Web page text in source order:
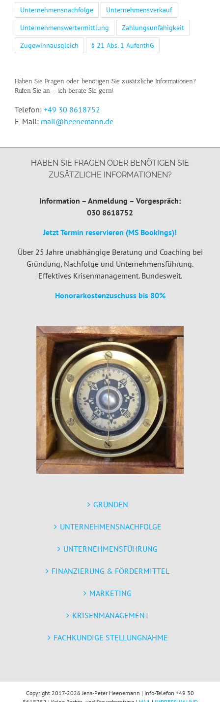
Unternehmensnachfolge
Unternehmensverkauf
Unternehmenswertermittlung
Zahlungsunfähigkeit
Zugewinnausgleich
§ 21 Abs. 1 AufenthG
Haben Sie Fragen oder benötigen Sie zusätzliche Informationen?
Rufen Sie an – ich berate Sie gern!
Telefon: +49 30 8618752
E-Mail: mail@heenemann.de
HABEN SIE FRAGEN ODER BENÖTIGEN SIE
ZUSÄTZLICHE INFORMATIONEN?
Information – Anmeldung – Vorgespräch:
030 8618752
Jetzt Termin reservieren (MS Bookings)!
Über 25 Jahre unabhängige Beratung und Coaching bei
Gründung, Nachfolge und Unternehmensführung.
Effektives Krisenmanagement. Bundesweit.
Honorarkostenzuschuss bis 80%
GRÜNDEN
UNTERNEHMENSNACHFOLGE
UNTERNEHMENSFÜHRUNG
FINANZIERUNG & FÖRDERMITTEL
MARKETING
KRISENMANAGEMENT
FACHKUNDIGE STELLUNGNAHME
Copyright 2017-2026 Jens-Peter Heenemann | Info-Telefon +49 30